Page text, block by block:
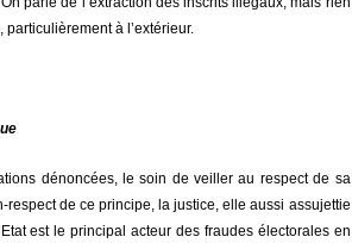
à l’extérieur.
dénoncées, le soin de veiller au respect de sa
de ce principe, la justice, elle aussi assujettie
est le principal acteur des fraudes électorales en